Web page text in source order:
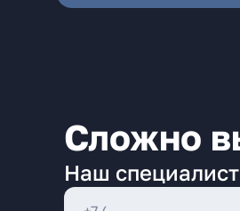
Сложно
Наш